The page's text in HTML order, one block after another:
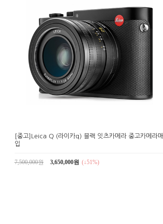
[중고]Leica Q (라이카q) 블랙 잇츠카메라 중고카메라매
입
7,500,000원 3,650,000원 (↓51%)